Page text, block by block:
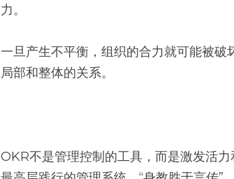
力。
一旦产生不平衡，组织的合力就可能被破
局部和整体的关系。
OKR不是管理控制的工具，而是激发活